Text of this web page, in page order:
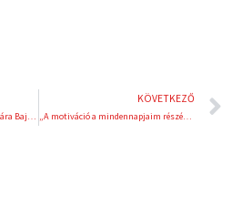
A SYNLAB-bal készül az olimpiára Baji Balázs
KÖVETKEZŐ
„A motiváció a mindennapjaim részét képezi” – interjú Doyle Wolfgang von Frankensteinnel